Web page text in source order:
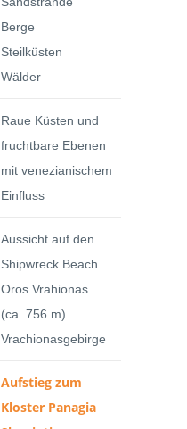
Berge
Steilküsten
Wälder
Raue Küsten und
fruchtbare Ebenen
mit venezianischem
Einfluss
Aussicht auf den
Shipwreck Beach
Oros Vrahionas
(ca. 756 m)
Vrachionasgebirge
Aufstieg zum
Kloster Panagia